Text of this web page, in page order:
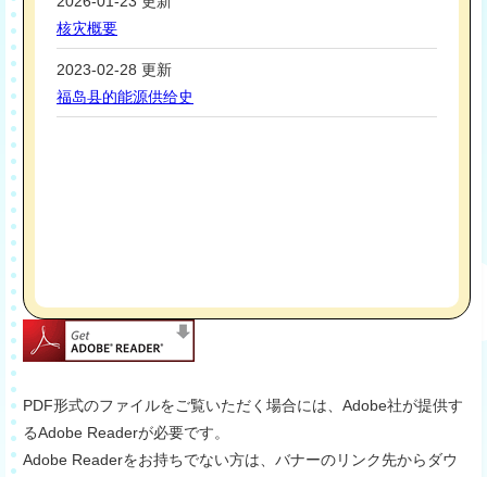
PDF形式のファイルをご覧いただく場合には、Adobe社が提供す
るAdobe Readerが必要です。
Adobe Readerをお持ちでない方は、バナーのリンク先からダウ